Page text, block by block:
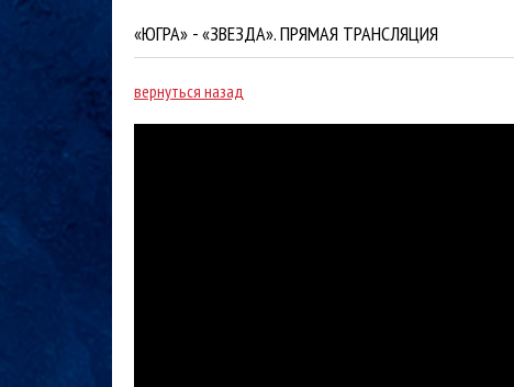
«ЮГРА» - «ЗВЕЗДА». ПРЯМАЯ ТРАНСЛЯЦИЯ
вернуться назад